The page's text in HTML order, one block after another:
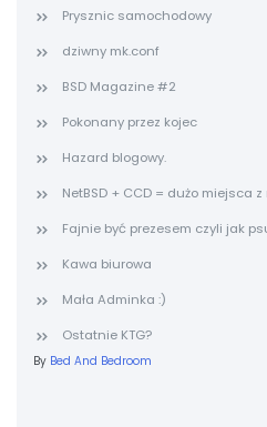
Prysznic samochodowy
dziwny mk.conf
BSD Magazine #2
Pokonany przez kojec
Hazard blogowy.
NetBSD + CCD = dużo miejsca
Fajnie być prezesem czyli jak
Kawa biurowa
Mała Adminka :)
Ostatnie KTG?
By Bed And Bedroom